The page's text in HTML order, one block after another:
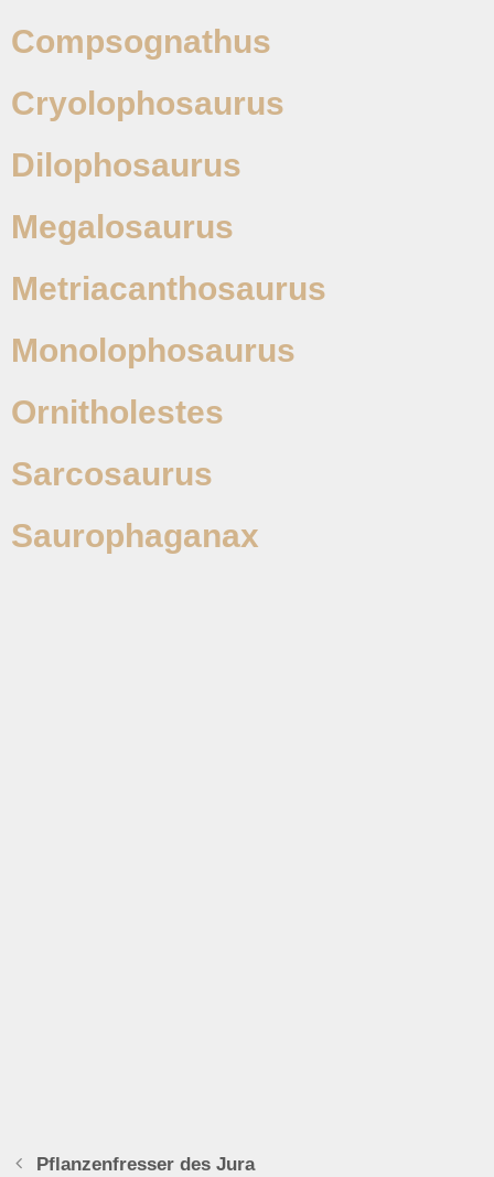
Compsognathus
Cryolophosaurus
Dilophosaurus
Megalosaurus
Metriacanthosaurus
Monolophosaurus
Ornitholestes
Sarcosaurus
Saurophaganax
Pflanzenfresser des Jura